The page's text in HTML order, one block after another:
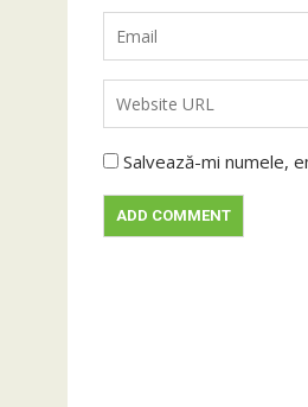
Salvează-mi numele,